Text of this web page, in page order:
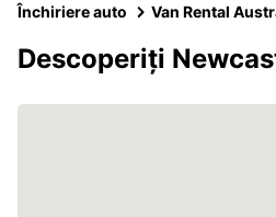
Închiriere auto Van Rental
Descoperiți